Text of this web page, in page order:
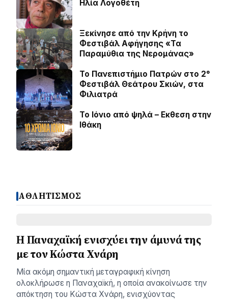
Ηλία Λογοθέτη
Ξεκίνησε από την Κρήνη το
Φεστιβάλ Αφήγησης «Τα
Παραμύθια της Νερομάνας»
Το Πανεπιστήμιο Πατρών στο 2°
Φεστιβάλ Θεάτρου Σκιών, στα
Φιλιατρά
Το Ιόνιο από ψηλά – Eκθεση στην
Ιθάκη
ΑΘΛΗΤΙΣΜΟΣ
Η Παναχαϊκή ενισχύει την άμυνά της
με τον Κώστα Χνάρη
Μία ακόμη σημαντική μεταγραφική κίνηση
ολοκλήρωσε η Παναχαϊκή, η οποία ανακοίνωσε την
απόκτηση του Κώστα Χνάρη, ενισχύοντας